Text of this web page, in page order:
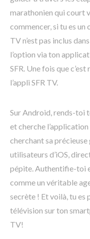
marathonien qui court
commencer, si tu es
TV n’est pas inclus
l’option via ton
SFR. Une fois que
l’appli SFR TV.
Sur Android, rends-toi
et cherche
cherchant sa
utilisateurs d’iOS,
pépite. Authentifie-toi
comme un véritable
secrète ! Et voilà, tu es
télévision sur ton
TV!